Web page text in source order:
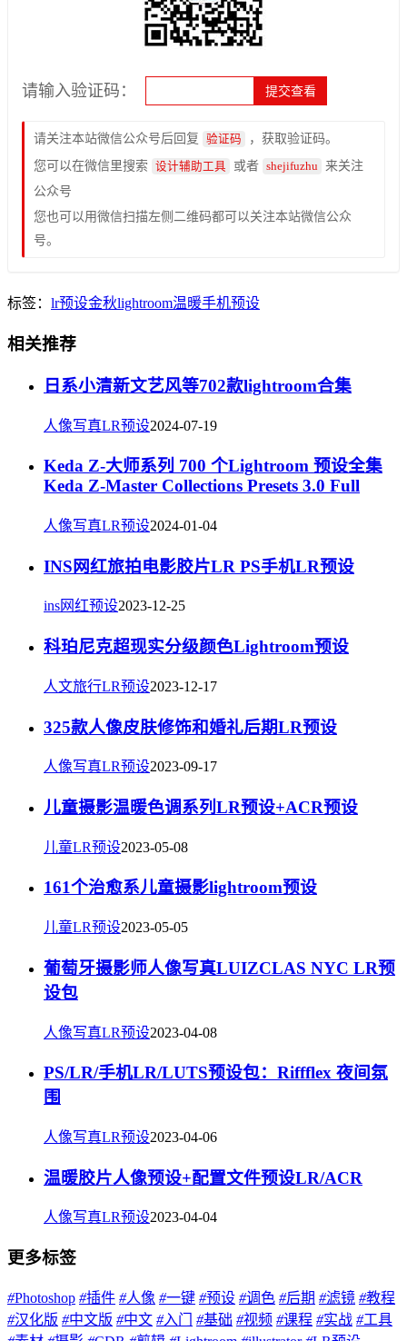
请输入验证码：
请关注本站微信公众号后回复 验证码
，获取验证码。
您可以在微信里搜索
设计辅助工具 或者 shejifuzhu
来关注
公众号
您也可以用微信扫描左侧二维码都可以关注本站微信公众
号。
标签： lr预设金秋lightroom温暖手机预设
相关推荐
日系小清新文艺风等702款lightroom合集
人像写真LR预设2024-07-19
Keda Z-大师系列 700 个Lightroom 预设全集
Keda Z-Master Collections Presets 3.0 Full
人像写真LR预设2024-01-04
INS网红旅拍电影胶片LR PS手机LR预设
ins网红预设2023-12-25
科珀尼克超现实分级颜色Lightroom预设
人文旅行LR预设2023-12-17
325款人像皮肤修饰和婚礼后期LR预设
人像写真LR预设2023-09-17
儿童摄影温暖色调系列LR预设+ACR预设
儿童LR预设2023-05-08
161个治愈系儿童摄影lightroom预设
儿童LR预设2023-05-05
葡萄牙摄影师人像写真LUIZCLAS NYC LR预
设包
人像写真LR预设2023-04-08
PS/LR/手机LR/LUTS预设包：Riffflex 夜间氛
围
人像写真LR预设2023-04-06
温暖胶片人像预设+配置文件预设LR/ACR
人像写真LR预设2023-04-04
更多标签
#Photoshop #插件 #人像 #一键 #预设 #调色 #后期 #滤镜 #教程
#汉化版 #中文版 #中文 #入门 #基础 #视频 #课程 #实战 #工具